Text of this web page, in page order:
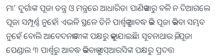
ମା’ ଦୁର୍ଗାଙ୍କ ପୂଜା ତନ୍ତ୍ର ଓ ମନ୍ତ୍ରରେ ଆଧାରିତ। ପାଣିକଖାରୁ ବଳି ନ ଦିଆଗଲେ
ପୂଜା ସମ୍ପୂର୍ଣ୍ଣ ନୁହେଁ। ଏଭଳି ସ୍ଥଳେ ତିନି ପାର୍ଶ୍ୱକୁ ଆବଦ୍ଧ କରି ପୂଜା କରିବା ସମ୍ଭବ
ନୁହେଁ ବୋଲି ଆବେଦନକାରୀଙ୍କ ପକ୍ଷରୁ କୁହାଯାଇଛି। ସୂଚନାଥାଉ କି, ପୂଜା
ପେଣ୍ଡାଲ ୩ ପାର୍ଶ୍ୱରୁ ଆବଦ୍ଧ କରିବାକୁ ଏସ୍‌ଆରସିଙ୍କ ପକ୍ଷରୁ ପ୍ରଦତ୍ତ